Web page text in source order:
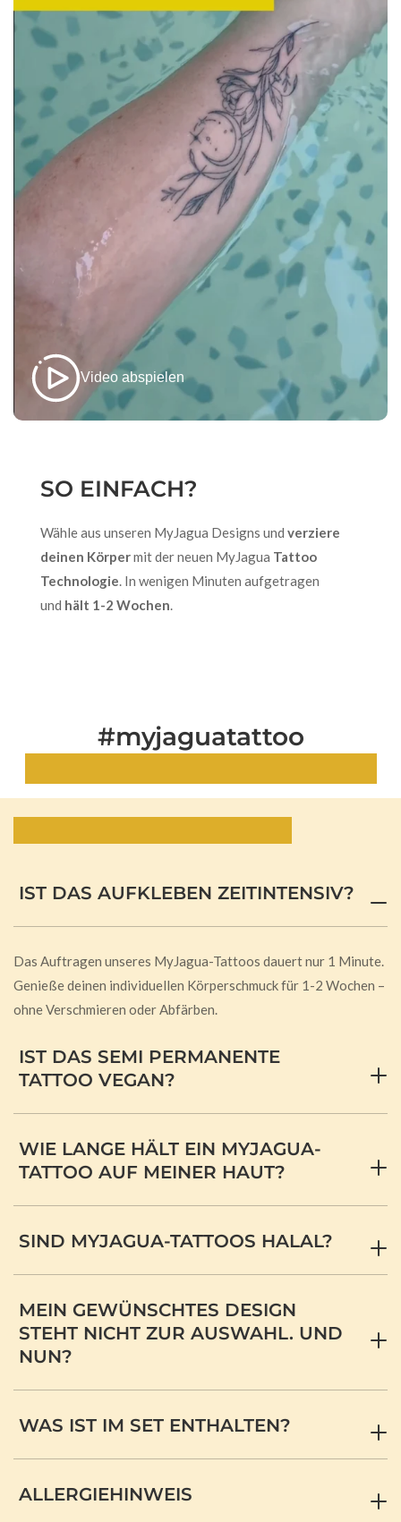
Video abspielen
SO EINFACH?
Wähle aus unseren MyJagua Designs und verziere
deinen Körpermit der neuen MyJagua Tattoo
Technologie. In wenigen Minuten aufgetragen
und hält 1-2 Wochen.
#myjaguatattoo
IST DAS AUFKLEBEN ZEITINTENSIV?
Das Auftragen unseres MyJagua-Tattoos dauert nur 1 Minute.
Genieße deinen individuellen Körperschmuck für 1-2 Wochen –
ohne Verschmieren oder Abfärben.
IST DAS SEMI PERMANENTE
TATTOO VEGAN?
WIE LANGE HÄLT EIN MYJAGUA-
TATTOO AUF MEINER HAUT?
SIND MYJAGUA-TATTOOS HALAL?
MEIN GEWÜNSCHTES DESIGN
STEHT NICHT ZUR AUSWAHL. UND
NUN?
WAS IST IM SET ENTHALTEN?
ALLERGIEHINWEIS